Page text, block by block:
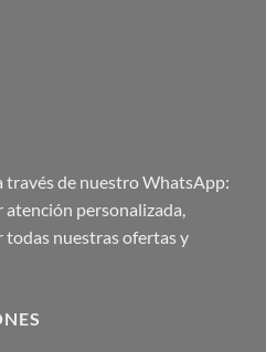
de nuestro WhatsApp:
atención personalizada,
todas nuestras ofertas y